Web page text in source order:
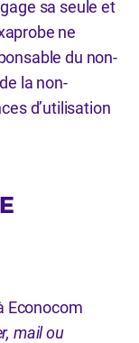
sa seule et
ne
du non-
la non-
d’utilisation
Econocom
mail ou